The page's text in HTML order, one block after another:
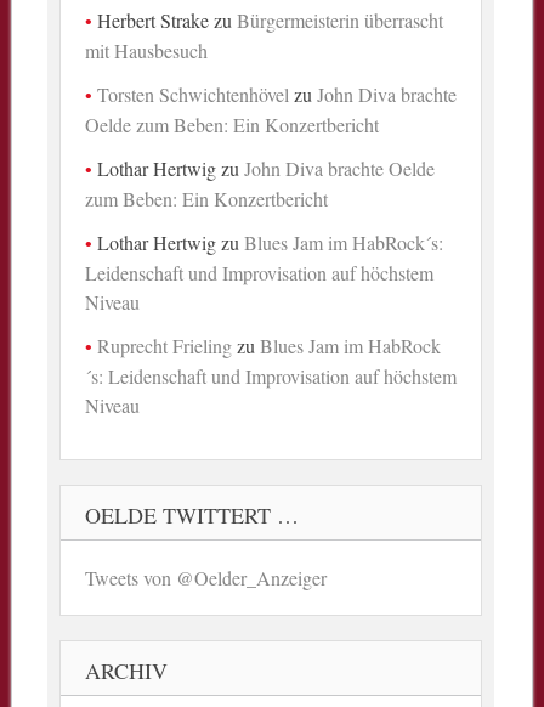
Herbert StrakezuBürgermeisterin überrascht
mit Hausbesuch
Torsten Schwichtenhövel zuJohn Diva brachte
Oelde zum Beben: Ein Konzertbericht
Lothar HertwigzuJohn Diva brachte Oelde
zum Beben: Ein Konzertbericht
Lothar HertwigzuBlues Jam im HabRock´s:
Leidenschaft und Improvisation auf höchstem
Niveau
Ruprecht FrielingzuBlues Jam im HabRock
´s: Leidenschaft und Improvisation auf höchstem
Niveau
OELDE TWITTERT …
Tweets von @Oelder_Anzeiger
ARCHIV